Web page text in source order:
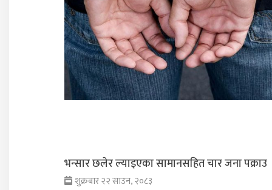
भन्सार छलेर ल्याइएका सामानसहित चार जना पक्राउ
शुक्रबार २२ साउन, २०८३